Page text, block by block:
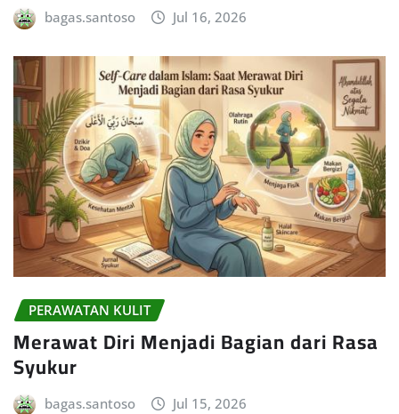
bagas.santoso Jul 16, 2026
PERAWATAN KULIT
Merawat Diri Menjadi Bagian dari Rasa
Syukur
bagas.santoso Jul 15, 2026